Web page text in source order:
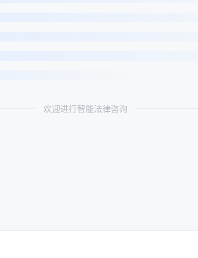
欢迎进行智能法律咨询